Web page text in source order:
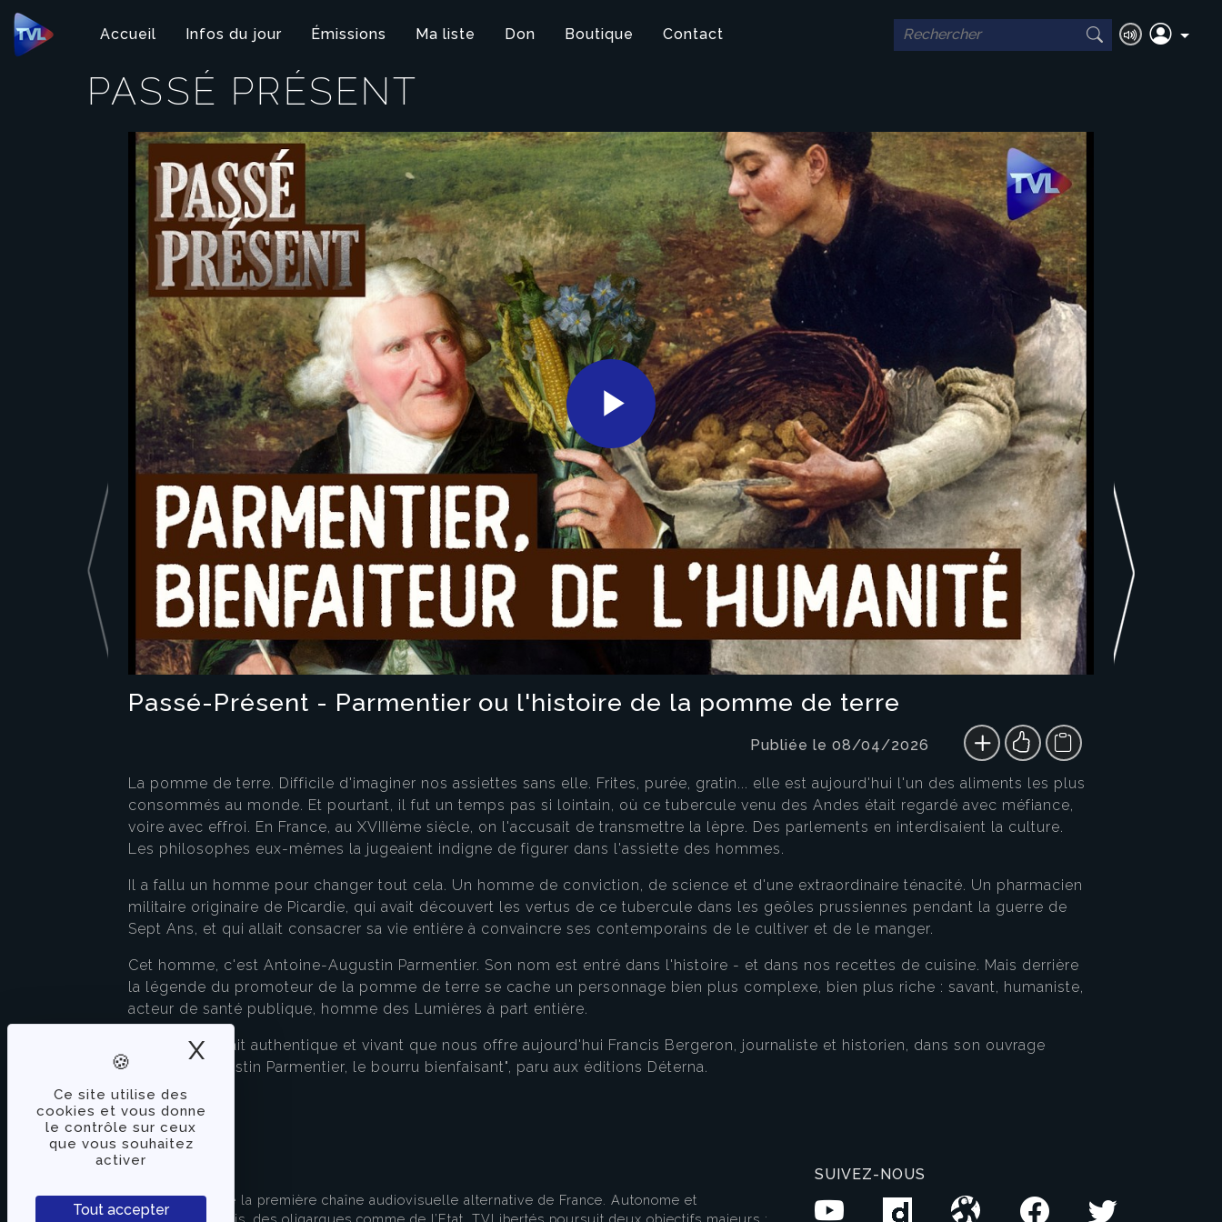
Panneau de gestion des cookies
Ce site utilise des
cookies et vous donne
le contrôle sur ceux
que vous souhaitez
activer
Tout accepter
X Masquer le bandeau des cookies
Accueil Infos du jour Émissions Ma liste Don Boutique Contact
PASSÉ PRÉSENT
Play
Video
Passé-Présent - Parmentier ou l'histoire de la pomme de terre
Publiée le 08/04/2026
La pomme de terre. Difficile d'imaginer nos assiettes sans elle. Frites, purée, gratin... elle est aujourd'hui l'un des aliments les plus
consommés au monde. Et pourtant, il fut un temps pas si lointain, où ce tubercule venu des Andes était regardé avec méfiance,
voire avec effroi. En France, au XVIIIème siècle, on l'accusait de transmettre la lèpre. Des parlements en interdisaient la culture.
Les philosophes eux-mêmes la jugeaient indigne de figurer dans l'assiette des hommes.
Il a fallu un homme pour changer tout cela. Un homme de conviction, de science et d'une extraordinaire ténacité. Un pharmacien
militaire originaire de Picardie, qui avait découvert les vertus de ce tubercule dans les geôles prussiennes pendant la guerre de
Sept Ans, et qui allait consacrer sa vie entière à convaincre ses contemporains de le cultiver et de le manger.
Cet homme, c'est Antoine-Augustin Parmentier. Son nom est entré dans l'histoire - et dans nos recettes de cuisine. Mais derrière
la légende du promoteur de la pomme de terre se cache un personnage bien plus complexe, bien plus riche : savant, humaniste,
acteur de santé publique, homme des Lumières à part entière.
C'est ce portrait authentique et vivant que nous offre aujourd'hui Francis Bergeron, journaliste et historien, dans son ouvrage
"Antoine-Augustin Parmentier, le bourru bienfaisant", paru aux éditions Déterna.
TVLibertés représente la première chaîne audiovisuelle alternative de France. Autonome et
SUIVEZ-NOUS